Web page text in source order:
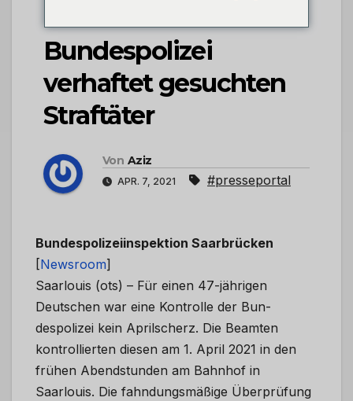
BPOLI-SB:
Bundespolizei
verhaftet gesuchten
Straftäter
Von Aziz
APR. 7, 2021 #presseportal
Bundespolizeiinspektion Saarbrücken
[Newsroom]
Saarlouis (ots) – Für einen 47-jährigen
Deutschen war eine Kontrolle der Bun-
despolizei kein Aprilscherz. Die Beamten
kontrollierten diesen am 1. April 2021 in den
frühen Abendstunden am Bahnhof in
Saarlouis. Die fahndungsmäßige Überprüfung